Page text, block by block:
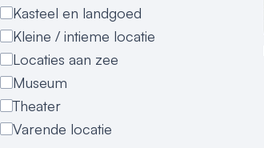
Kasteel en landgoed
Kleine / intieme locatie
Locaties aan zee
Museum
Theater
Varende locatie